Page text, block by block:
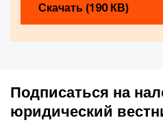
Скачать (190 КВ)
Подписаться на
юридический